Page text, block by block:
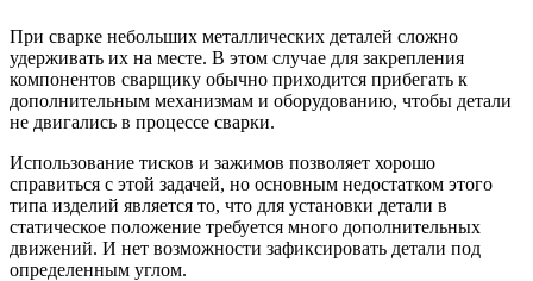
При сварке небольших металлических деталей сложно
удерживать их на месте. В этом случае для закрепления
компонентов сварщику обычно приходится прибегать к
дополнительным механизмам и оборудованию, чтобы детали
не двигались в процессе сварки.
Использование тисков и зажимов позволяет хорошо
справиться с этой задачей, но основным недостатком этого
типа изделий является то, что для установки детали в
статическое положение требуется много дополнительных
движений. И нет возможности зафиксировать детали под
определенным углом.